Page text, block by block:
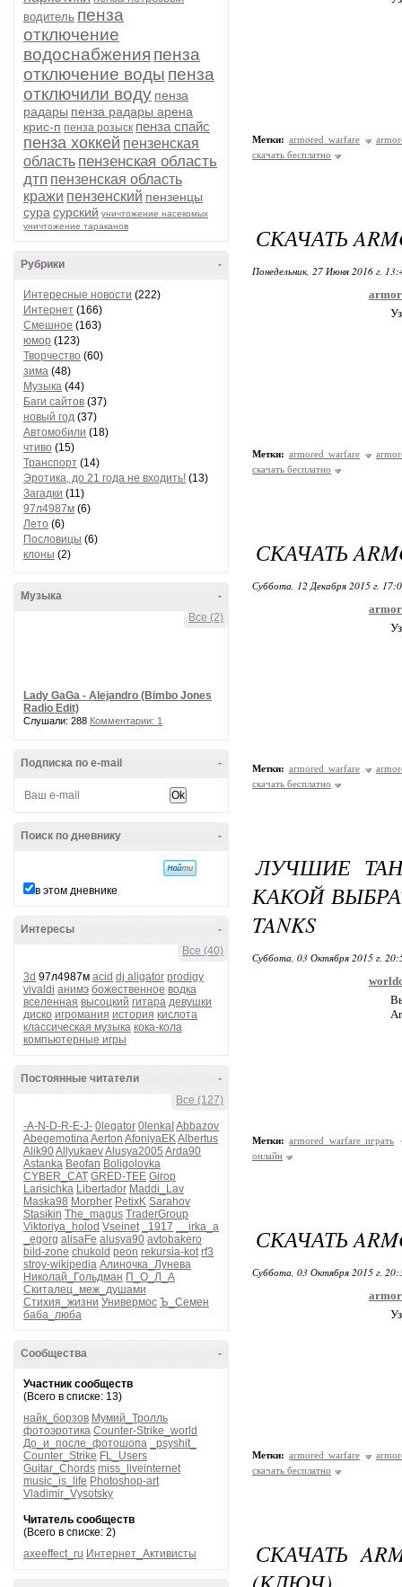
водитель пенза
отключение
водоснабжения пенза
отключение воды пенза
отключили воду пенза
радары пенза радары арена
крис-п пенза розыск пенза спайс
пенза хоккей пензенская
область пензенская область
дтп пензенская область
кражи пензенский пензенцы
сура сурский уничтожение насекомых
уничтожение тараканов
-
Рубрики
Интересные новости (222)
Интернет (166)
Смешное (163)
юмор (123)
Творчество (60)
зима (48)
Музыка (44)
Баги сайтов (37)
новый год (37)
Автомобили (18)
чтиво (15)
Транспорт (14)
Эротика, до 21 года не входить! (13)
Загадки (11)
97л4987м (6)
Лето (6)
Пословицы (6)
клоны (2)
-
Музыка
Все (2)
Lady GaGa - Alejandro (Bimbo Jones
Radio Edit)
Слушали: 288 Комментарии: 1
-
Подписка по e-mail
-
Поиск по дневнику
в этом дневнике
-
Интересы
Все (40)
3d 97л4987м acid dj aligator prodigy
vivaldi анимэ божественное водка
вселенная высоцкий гитара девушки
диско игромания история кислота
классическая музыка кока-кола
компьютерные игры
-
Постоянные читатели
Все (127)
-A-N-D-R-E-J- 0legator 0lenkaI Abbazov
AbegemotinaAerton AfoniyaEKAlbertus
Alik90AllyukaevAlusya2005 Arda90
Astanka Beofan Boligolovka
CYBER_CAT GRED-TEE Girop
Larisichka Libertador Maddi_Lav
Maska98 Morpher PetixK Sarahov
Stasikin The_magus TraderGroup
Viktoriya_holod Vseinet _1917
__irka_a
_egorg alisaFe alusya90 avtobakero
bild-zone chukold peon rekursia-kot rf3
stroy-wikipedia Алиночка_Лунева
Николай_Гольдман П_О_Л_А
Скиталец_меж_душами
Стихия_жизни Универмос Ъ_Семен
баба_люба
-
Сообщества
Участник сообществ
(Всего в списке: 13)
найк_борзов Мумий_Тролль
фотоэротика Counter-Strike_world
До_и_после_фотошопа
_psyshit_
Counter_Strike FL_Users
Guitar_Chords miss_liveinternet
music_is_life Photoshop-art
Vladimir_Vysotsky
Читатель сообществ
(Всего в списке: 2)
axeeffect_ru Интернет_Активисты
Метки: armored warfare
скачать бесплатно
СКАЧАТЬ
Понедельник, 27 Июня 2016 г.
Метки: armored warfare
скачать бесплатно
СКАЧАТЬ
Суббота, 12 Декабря 2015 г.
Метки: armored warfare
скачать бесплатно
ЛУЧШИЕ
КАКОЙ
TANKS
Суббота, 03 Октября 2015 г.
Метки: armored warfare играть
онлайн
СКАЧАТЬ
Суббота, 03 Октября 2015 г.
Метки: armored warfare
скачать бесплатно
СКАЧАТЬ